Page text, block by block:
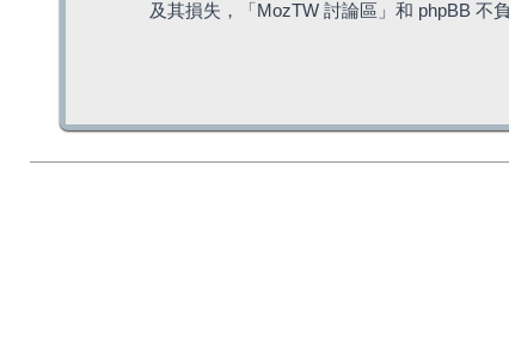
及其損失，「MozTW 討論區」和 phpBB 不